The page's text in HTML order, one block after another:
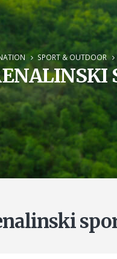
SPORT & OUTDOOR